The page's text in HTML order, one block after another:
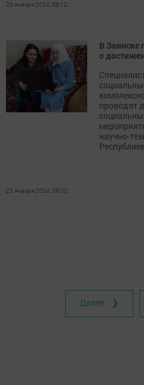
23 января 2024, 09:12
В
о
проводят
научно-
23 января 2024, 09:00
Далее ❯